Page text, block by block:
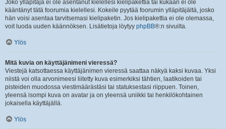
Joko ylläpitäjä ei ole asentanut kielellesi kielipakettia tai kukaan ei ole
kääntänyt tätä foorumia kielellesi. Kokeile pyytää foorumin ylläpitäjältä, josko
hän voisi asentaa tarvitsemasi kielipaketin. Jos kielipakettia ei ole olemassa,
voit luoda uuden käännöksen. Lisätietoja löytyy phpBB®:n sivuilta.
Ylös
Mitä kuvia on käyttäjänimeni vieressä?
Viestejä katsottaessa käyttäjänimen vieressä saattaa näkyä kaksi kuvaa. Yksi
niistä voi olla arvonimeesi liitetty kuva esimerkiksi tähtien, laatikoiden tai
pisteiden muodossa viestimäärästäsi tai statuksestasi riippuen. Toinen,
yleensä isompi kuva on avatar ja on yleensä uniikki tai henkilökohtainen
jokaisella käyttäjällä.
Ylös